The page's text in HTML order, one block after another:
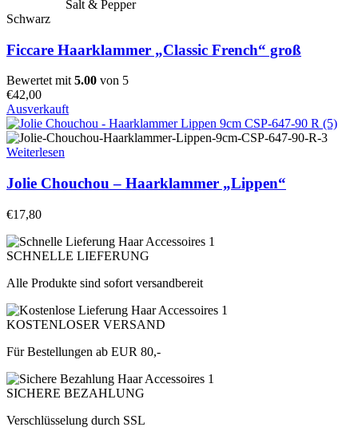
Salt & Pepper
Schwarz
Ficcare Haarklammer „Classic French“ groß
Bewertet mit 5.00 von 5
€42,00
Ausverkauft
Weiterlesen
Jolie Chouchou – Haarklammer „Lippen“
€17,80
SCHNELLE LIEFERUNG
Alle Produkte sind sofort versandbereit
KOSTENLOSER VERSAND
Für Bestellungen ab EUR 80,-
SICHERE BEZAHLUNG
Verschlüsselung durch SSL